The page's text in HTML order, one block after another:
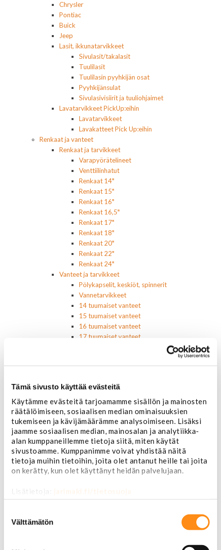
Tämä sivusto käyttää evästeitä
Käytämme evästeitä tarjoamamme sisällön ja mainosten
räätälöimiseen, sosiaalisen median ominaisuuksien
tukemiseen ja kävijämäärämme analysoimiseen. Lisäksi
jaamme sosiaalisen median, mainosalan ja analytiikka-
alan kumppaneillemme tietoja siitä, miten käytät
sivustoamme. Kumppanimme voivat yhdistää näitä
tietoja muihin tietoihin, joita olet antanut heille tai joita
on kerätty, kun olet käyttänyt heidän palvelujaan.
Lisätietoja: jarimaki.fi/tietosuoja
valinta
Välttämätön
Chrysler
Pontiac
Buick
Jeep
Lasit, ikkunatarvikkeet
Sivulasit/takalasit
Tuulilasit
Tuulilasin pyyhkijän osat
Pyyhkijänsulat
Sivulasivisiirit ja tuuliohjaimet
Lavatarvikkeet PickUp:eihin
Lavatarvikkeet
Lavakatteet Pick Up:eihin
Renkaat ja vanteet
Renkaat ja tarvikkeet
Varapyörätelineet
Venttiilinhatut
Renkaat 14"
Renkaat 15"
Renkaat 16"
Renkaat 16,5"
Renkaat 17"
Renkaat 18"
Renkaat 20"
Renkaat 22"
Renkaat 24"
Vanteet ja tarvikkeet
Pölykapselit, keskiöt, spinnerit
Vannetarvikkeet
14 tuumaiset vanteet
15 tuumaiset vanteet
16 tuumaiset vanteet
17 tuumaiset vanteet
22 tuumaiset vanteet
Sisusta
Ehosteet
Istuimet ja tarvikkeet
Lattiamatot
Ratit ja ratinpäälliset
Ratit
Ratinpäälliset
Radioadapterit ja johtosarjat
Sisustan puuosat
Valot ja polttimot